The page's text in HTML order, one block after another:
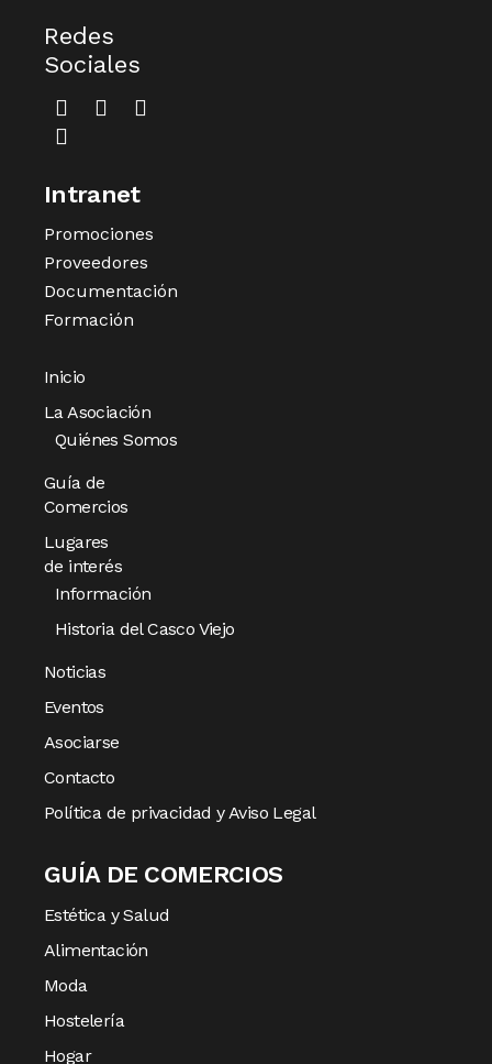
Redes
Sociales
Intranet
Promociones
Proveedores
Documentación
Formación
Inicio
La Asociación
Quiénes Somos
Guía de
Comercios
Lugares
de interés
Información
Historia del Casco Viejo
Noticias
Eventos
Asociarse
Contacto
Política de privacidad y Aviso Legal
GUÍA DE COMERCIOS
Estética y Salud
Alimentación
Moda
Hostelería
Hogar